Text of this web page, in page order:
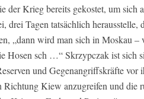
der Krieg bereits gekostet, um sich
drei Tagen tatsächlich
„dann wird man sich in Moskau –
Hosen sch …“ Skrzypczak ist sich
und Gegenangriffskräfte
Kiew anzugreifen und die